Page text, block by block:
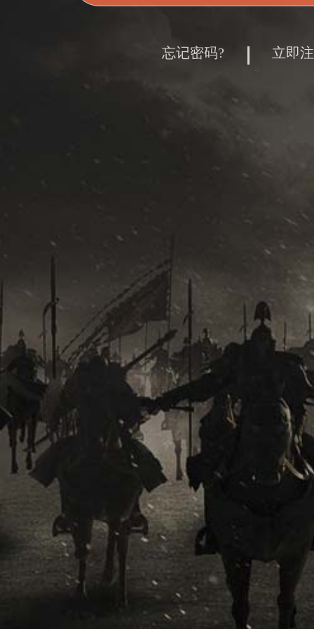
忘记密码? 立即